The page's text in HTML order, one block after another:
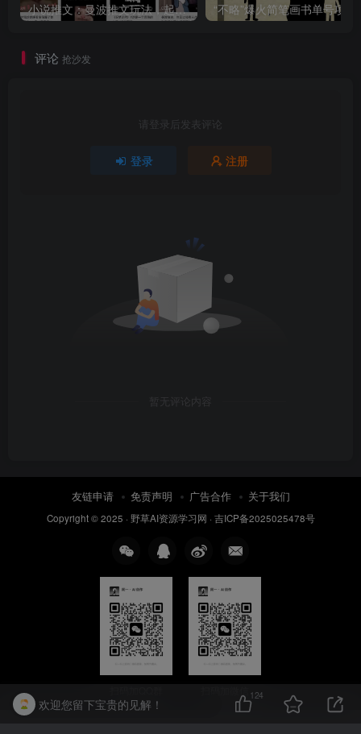
小说推文：曼波推文玩法，起号快，流量猛，一天收益1k+
评论 抢沙发
请登录后发表评论
登录 注册
暂无评论内容
友链申请 免责声明 广告合作 关于我们
Copyright © 2025 · 野草AI资源学习网 · 吉ICP备2025025478号
欢迎您留下宝贵的见解！
124